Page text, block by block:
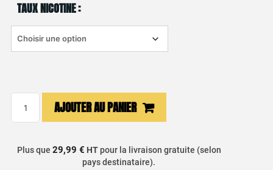
5,20 €.
TAUX NICOTINE :
liquide
AJOUTER AU PANIER
Plus que 29,99 € HTpour la livraison gratuite (selon
pays destinataire).